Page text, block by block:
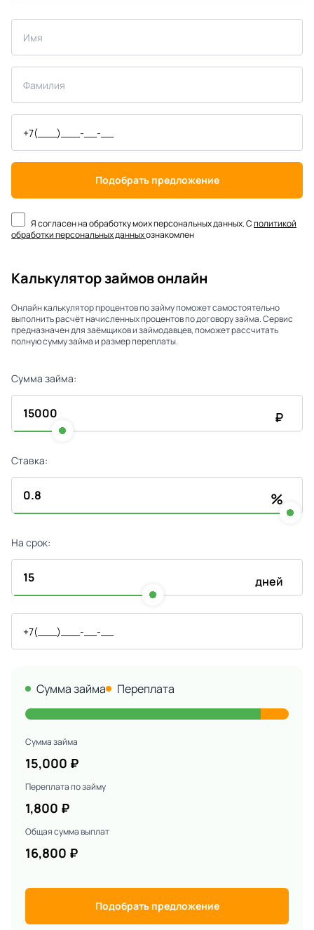
Подобрать предложение
Я согласен на обработку моих персональных данных. Сполитикой
обработки персональных данныхознакомлен
Калькулятор займов онлайн
Онлайн калькулятор процентов по займу поможет самостоятельно
выполнить расчёт начисленных процентов по договору займа. Сервис
предназначен для заёмщиков и займодавцев, поможет рассчитать
полную сумму займа и размер переплаты.
Сумма займа:
₽
Ставка:
%
На срок:
дней
Сумма займа Переплата
Сумма займа
15,000 ₽
Переплата по займу
1,800 ₽
Общая сумма выплат
16,800 ₽
Подобрать предложение